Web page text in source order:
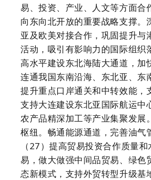
易、投资、产业、人文等方面合
向东向北开放的重要战略支撑
亚及欧美对接合作，巩固提升
活动，吸引有影响力的国际组织
高水平建设东北海陆大通道，加
连通我国东南沿海、东北亚、
提升重点口岸通关和中转效能
支持大连建设东北亚国际航运
农产品精深加工等产业集聚发
枢纽。畅通能源通道，完善油
（27）提高贸易投资合作质量
易，做大做强中间品贸易、绿
态新模式，支持外贸转型升级